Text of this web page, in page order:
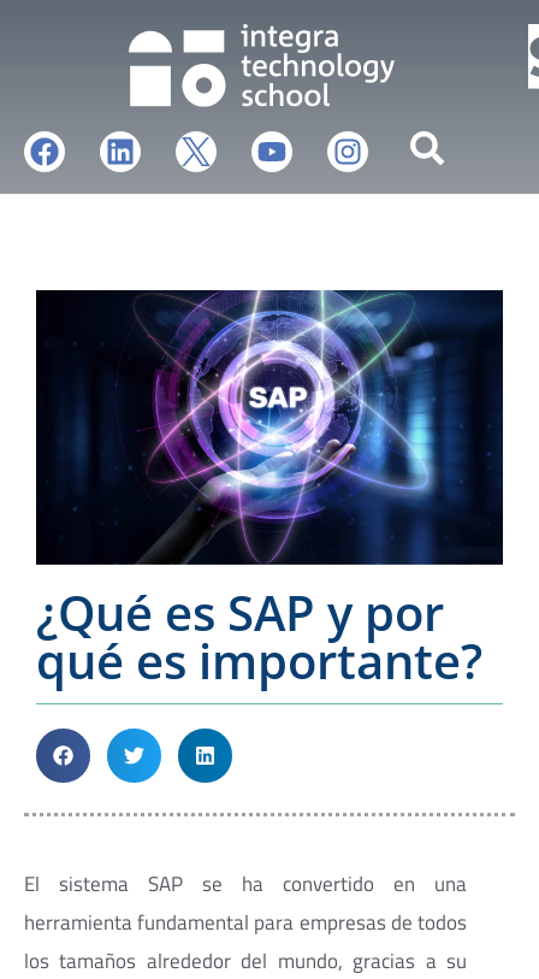
¿Qué es SAP y por
qué es importante?
El sistema SAP se ha convertido en una
herramienta fundamental para empresas de todos
los tamaños alrededor del mundo, gracias a su